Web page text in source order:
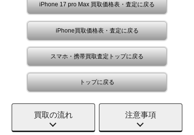
iPhone 17 pro Max 買取価格表・査定に戻る
iPhone買取価格表・査定に戻る
スマホ・携帯買取査定トップに戻る
トップに戻る
買取の流れ 注意事項